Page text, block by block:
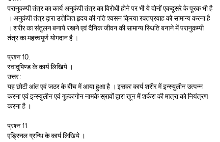
परानुकम्पी तंत्र का कार्य अनुकंपी तंत्र का विरोधी होने पर भी ये दोनों एकदूसरे के पूरक भी है
। अनुकंपी तंत्र द्वारा उत्तेजित हृदय की गति श्वसन क्रिया रक्तप्रवाह को सामान्य करना है
। शरीर का संतुलन बनाये रखने एवं दैनिक जीवन की सामान्य स्थिति बनाने में परानुकम्पी
तंत्र का महत्त्वपूर्ण योगदान है ।
प्रश्न 10.
स्वादुपिण्ड के कार्य लिखिये ।
उत्तर :
यह छोटी आंत एवं जठर के बीच में आया हुआ है । इसका कार्य शरीर में इन्स्युलीन उत्पन्न
करना एवं इन्स्युलीन एवं गुल्कागोन नामके स्रावों द्वारा खून में शर्करा की मात्रा को नियंत्रण
करना है ।
प्रश्न 11.
एड्रिनल ग्रन्थि के कार्य लिखिये ।